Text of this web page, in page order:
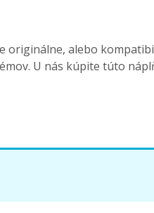
originálne, alebo
U nás kúpite túto